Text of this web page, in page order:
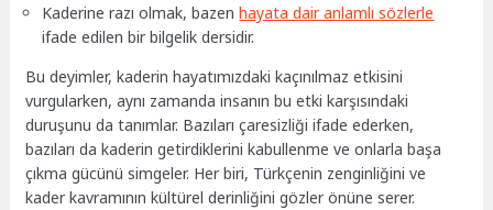
Kaderine razı olmak, bazenhayata dair anlamlı sözlerle
ifade edilen bir bilgelik dersidir.
Bu deyimler, kaderin hayatımızdaki kaçınılmaz etkisini
vurgularken, aynı zamanda insanın bu etki karşısındaki
duruşunu da tanımlar. Bazıları çaresizliği ifade ederken,
bazıları da kaderin getirdiklerini kabullenme ve onlarla başa
çıkma gücünü simgeler. Her biri, Türkçenin zenginliğini ve
kader kavramının kültürel derinliğini gözler önüne serer.